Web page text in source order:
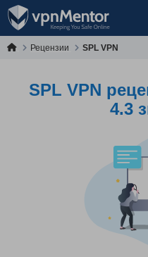
Рецензии SPL VPN
SPL VPN
4.3